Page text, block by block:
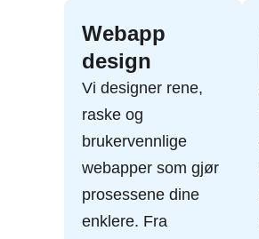
Webapp
design
Vi designer rene,
raske og
brukervennlige
webapper som gjør
prosessene dine
enklere. Fra